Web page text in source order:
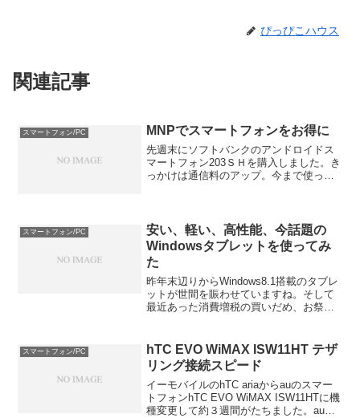
ぴっぴこハウス
関連記事
スマートフォン/PC MNPでスマートフォンをお得に
先週末にソフトバンクのアンドロイドス
マートフォン203ＳＨを購入しました。き
っかけは通信料のアップ。今まで使って
二年が過ぎてし...
スマートフォン/PC
安い、軽い、高性能、今話題の
Windowsタブレットを使ってみ
た
昨年末辺りからWindows8.1搭載のタブレ
ットが世間を賑わせていますね。そして
最近あった消費増税の買いだめ、お祭り
ト、Miix 28。PCの中では今...
スマートフォン/PC
hTC EVO WiMAX ISW11HT テザ
リング接続スピード
イーモバイルのhTC ariaからauのスマー
トフォンhTC EVO WiMAX ISW11HTに機
種変更して約３週間がたちました。auは